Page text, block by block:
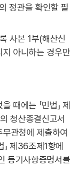
정관을 확인할 필
사본 1부(해산신
아니하는 경우만
때에는 「민법」 제
청산종결신고서
관청에 제출하여
제36조제1항에
등기사항증명서를